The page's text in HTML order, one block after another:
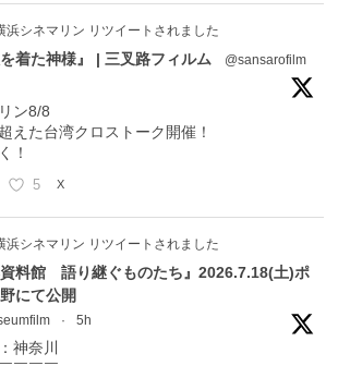
浜シネマリン リツイートされました
着た神様』 | 三叉路フィルム
@sansarofilm
ン8/8
えた台湾クロストーク開催！
！
5 X
浜シネマリン リツイートされました
料館 語り継ぐものたち』2026.7.18(土)ポ
にて公開
· 5h
神奈川
￣￣￣